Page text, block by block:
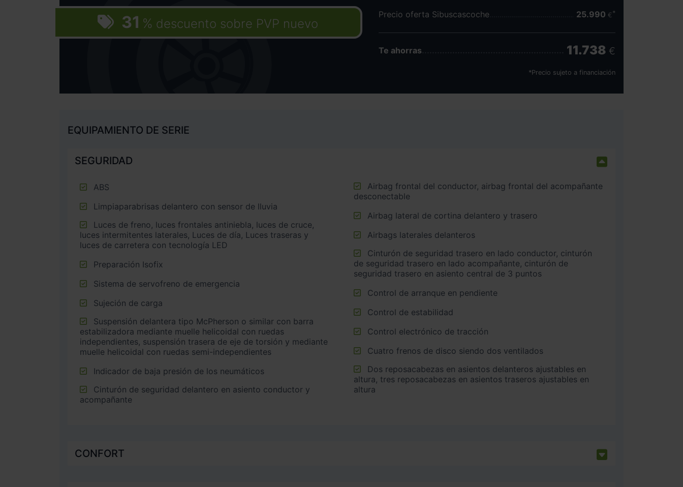
31 % descuento sobre PVP nuevo
Precio oferta Sibuscascoche 25.990 €
Te ahorras 11.738 €
*Precio sujeto a financiación
EQUIPAMIENTO DE SERIE
SEGURIDAD
ABS
Limpiaparabrisas delantero con sensor de lluvia
luces intermitentes laterales, Luces de día, Luces traseras y
luces de carretera con tecnología LED
Preparación Isofix
Sistema de servofreno de emergencia
Sujeción de carga
estabilizadora mediante muelle helicoidal con ruedas
independientes, suspensión trasera de eje de torsión y mediante
muelle helicoidal con ruedas semi-independientes
Indicador de baja presión de los neumáticos
acompañante
desconectable
Airbag lateral de cortina delantero y trasero
Airbags laterales delanteros
de seguridad trasero en lado acompañante, cinturón de
seguridad trasero en asiento central de 3 puntos
Control de arranque en pendiente
Control de estabilidad
Control electrónico de tracción
Cuatro frenos de disco siendo dos ventilados
altura, tres reposacabezas en asientos traseros ajustables en
altura
CONFORT